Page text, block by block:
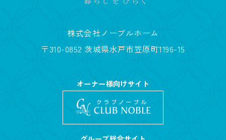
株式会社ノーブルホーム
〒310-0852 茨城県水戸市笠原町1196-15
オーナー様向けサイト